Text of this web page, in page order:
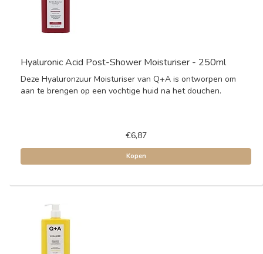
Hyaluronic Acid Post-Shower Moisturiser - 250ml
Deze Hyaluronzuur Moisturiser van Q+A is ontworpen om
aan te brengen op een vochtige huid na het douchen.
€6,87
Kopen